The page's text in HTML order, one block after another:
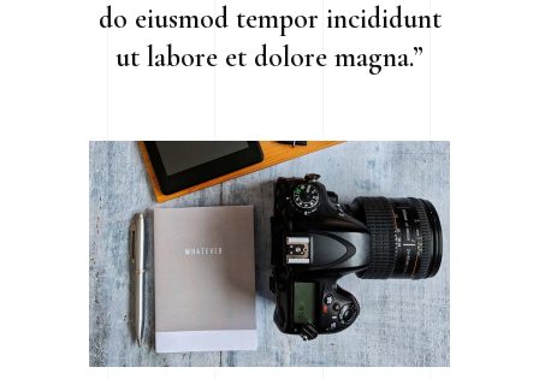
do eiusmod tempor incididunt
ut labore et dolore magna.”